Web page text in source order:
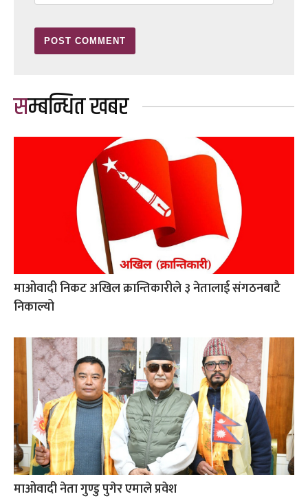
सम्बन्धित खबर
माओवादी निकट अखिल क्रान्तिकारीले ३ नेतालाई संगठनबाटै
निकाल्यो
माओवादी नेता गुण्डु पुगेर एमाले प्रवेश